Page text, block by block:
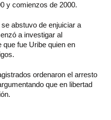
y comienzos de 2000.
abstuvo de enjuiciar a
a investigar al
fue Uribe quien en
ordenaron el arresto
que en libertad